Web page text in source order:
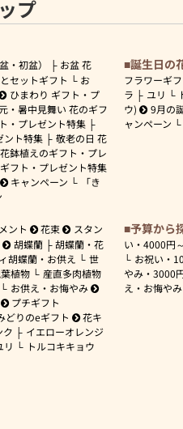
プ
・初盆）
お盆 花
セットギフト
お
ひまわり ギフト・プ
・暑中見舞い 花のギフ
・プレゼント特集
ント特集
敬老の日 花
鉢植えのギフト・プレ
フト・プレゼント特集
キャンペーン
「き
誕生日の
フラワーギ
ラ
ユリ
ウ)
9月の
ャンペーン
ント 花束
スタン
胡蝶蘭
胡蝶蘭・花
胡蝶蘭・お供え
世
植物
産直多肉植物
お供え・お悔やみ
プチギフト
どりのeギフト
花キ
ク
イエローオレンジ
リ トルコキキョウ
予算から
い・ 4000円～
お祝い・
やみ・ 3000
え・お悔やみ